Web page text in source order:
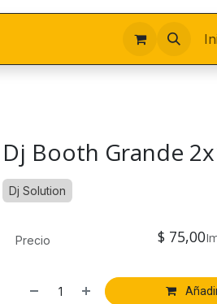
Dj Booth Grande
Dj Solution
Precio $ 75,00